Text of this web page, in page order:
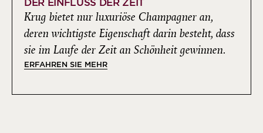
Krug bietet nur luxuriöse Champagner an,
deren wichtigste Eigenschaft darin besteht, dass
sie im Laufe der Zeit an Schönheit gewinnen.
ERFAHREN SIE MEHR